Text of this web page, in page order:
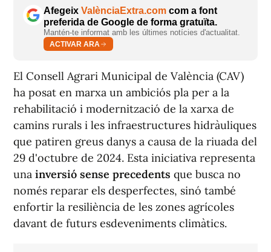
Afegeix ValènciaExtra.com com a font
preferida de Google de forma gratuïta.
Mantén-te informat amb les últimes notícies d'actualitat.
ACTIVAR ARA
El Consell Agrari Municipal de València (CAV)
ha posat en marxa un ambiciós pla per a la
rehabilitació i modernització de la xarxa de
camins rurals i les infraestructures hidràuliques
que patiren greus danys a causa de la riuada del
29 d'octubre de 2024. Esta iniciativa representa
una inversió sense precedents que busca no
només reparar els desperfectes, sinó també
enfortir la resiliència de les zones agrícoles
davant de futurs esdeveniments climàtics.